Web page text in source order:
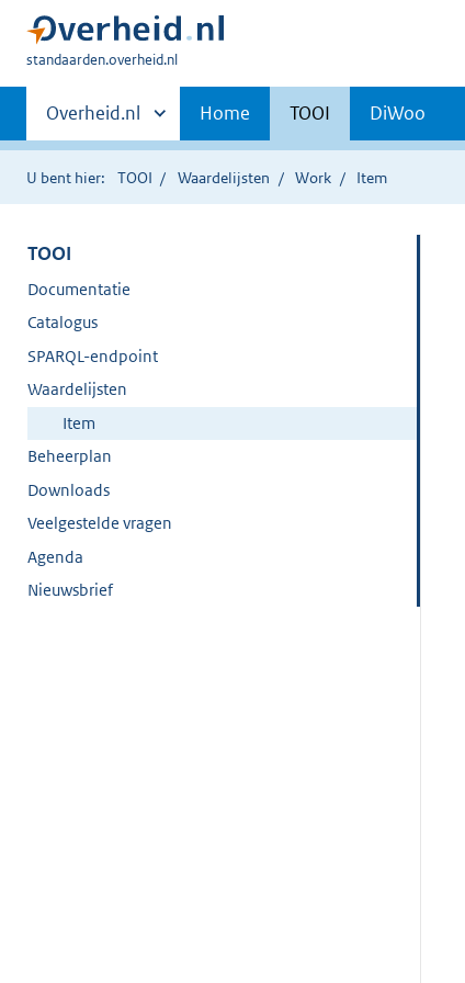
U
hier:
standaarden.overheid.nl
Primaire
navigatie
Andere
sites
binnen
Overheid.nl Home TOOI DiWoo
U bent hier: TOOI Waardelijsten Work Item
TOOI
Documentatie
Catalogus
SPARQL-endpoint
Waardelijsten
Item
Beheerplan
Downloads
Veelgestelde vragen
Agenda
Nieuwsbrief